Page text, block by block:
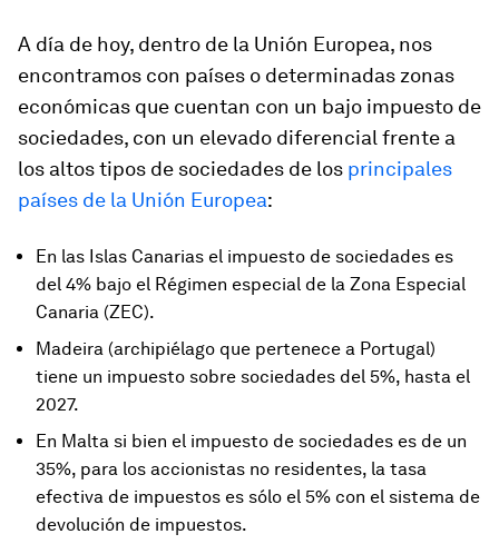
A día de hoy, dentro de la Unión Europea, nos
encontramos con países o determinadas zonas
económicas que cuentan con un bajo impuesto de
sociedades, con un elevado diferencial frente a
los altos tipos de sociedades de los principales
países de la Unión Europea:
En las Islas Canarias el impuesto de sociedades es
del 4% bajo el Régimen especial de la Zona Especial
Canaria (ZEC).
Madeira (archipiélago que pertenece a Portugal)
tiene un impuesto sobre sociedades del 5%, hasta el
2027.
En Malta si bien el impuesto de sociedades es de un
35%, para los accionistas no residentes, la tasa
efectiva de impuestos es sólo el 5% con el sistema de
devolución de impuestos.